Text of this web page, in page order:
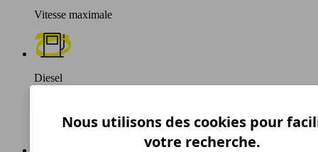
Vitesse maximale
Diesel
Nous utilisons des cookies pour
votre recherche.